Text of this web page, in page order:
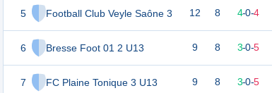
5 Football Club Veyle Saône 3
6 Bresse Foot 01 2 U13
7 FC Plaine Tonique 3 U13
12 8 4-0-4
9 8 3-0-5
9 8 3-0-5